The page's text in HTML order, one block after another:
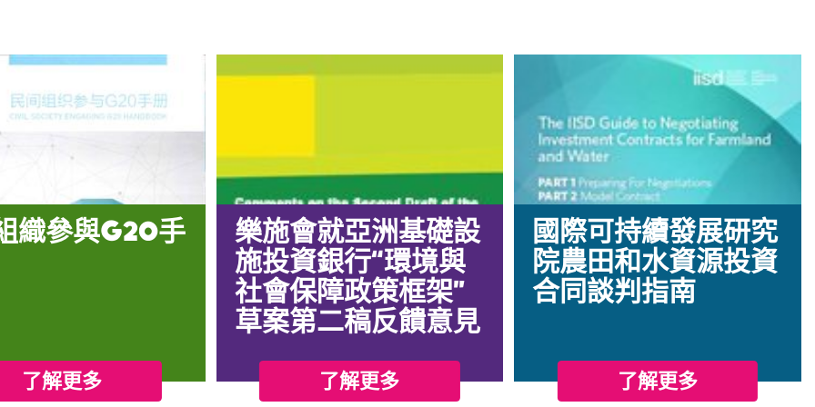
織參與G20手
了解更多
樂施會就亞洲基礎設
施投資銀行“環境與
社會保障政策框架”
草案第二稿反饋意見
了解更多
國際可持續發展研究
院農田和水資源投資
合同談判指南
了解更多